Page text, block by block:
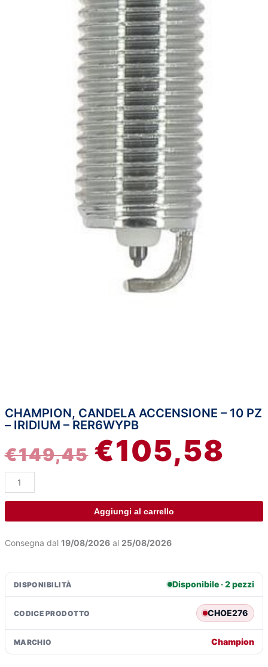
CHAMPION, CANDELA ACCENSIONE – 10 PZ
– IRIDIUM – RER6WYPB
€149,45
IL
PREZZO
ERA:
€105,58
IL
È:
Champion,
candela
-
-
-
RER6WYPB
quantità
Aggiungi al carrello
Consegna dal 19/08/2026al 25/08/2026
DISPONIBILITÀ Disponibile · 2 pezzi
CODICE PRODOTTO CHOE276
MARCHIO Champion